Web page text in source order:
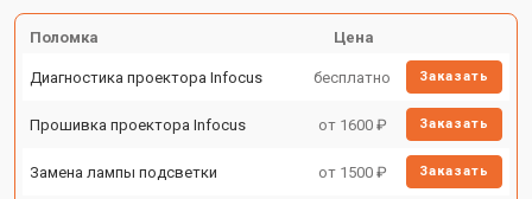
Поломка Цена
Диагностика проектора Infocus бесплатно Заказать
Прошивка проектора Infocus от 1600 ₽ Заказать
Замена лампы подсветки от 1500 ₽ Заказать